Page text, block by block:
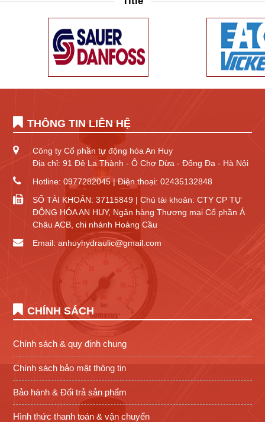
THÔNG TIN LIÊN HỆ
Công ty Cổ phần tự động hóa An Huy
Địa chỉ: 91 Đê La Thành - Ô Chợ Dừa - Đống Đa - Hà Nội
Hotline: 0977282045 | Điện thoại: 02435132848
SỐ TÀI KHOẢN: 37115849 | Chủ tài khoản: CTY CP TỰ
ĐỘNG HÓA AN HUY, Ngân hàng Thương mại Cổ phần Á
Châu ACB, chi nhánh Hoàng Cầu
Email: anhuyhydraulic@gmail.com
CHÍNH SÁCH
Chính sách & quy định chung
Chính sách bảo mật thông tin
Bảo hành & Đổi trả sản phẩm
Hình thức thanh toán & vận chuyển